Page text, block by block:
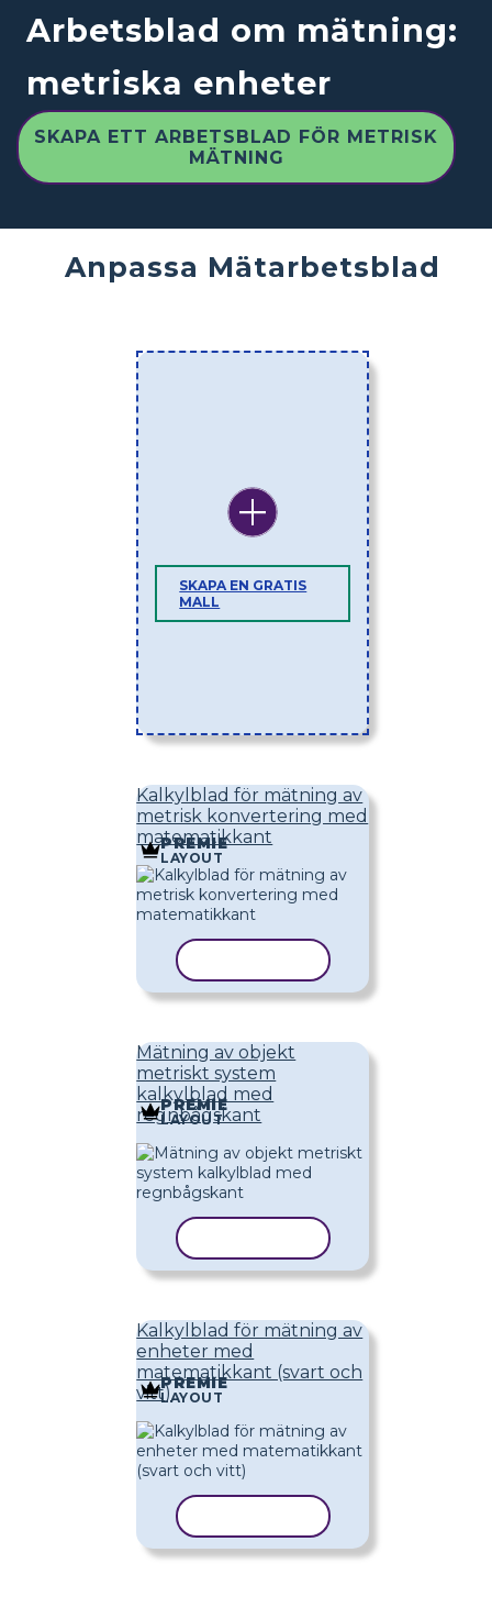
Arbetsblad om mätning:
metriska enheter
SKAPA ETT ARBETSBLAD FÖR METRISK
MÄTNING
Anpassa Mätarbetsblad
SKAPA EN GRATIS
MALL
Kalkylblad för mätning av
metrisk konvertering med
matematikkant
PREMIE
LAYOUT
Mätning av objekt
metriskt system
kalkylblad med
regnbågskant
PREMIE
LAYOUT
Kalkylblad för mätning av
enheter med
matematikkant (svart och
vitt)
PREMIE
LAYOUT